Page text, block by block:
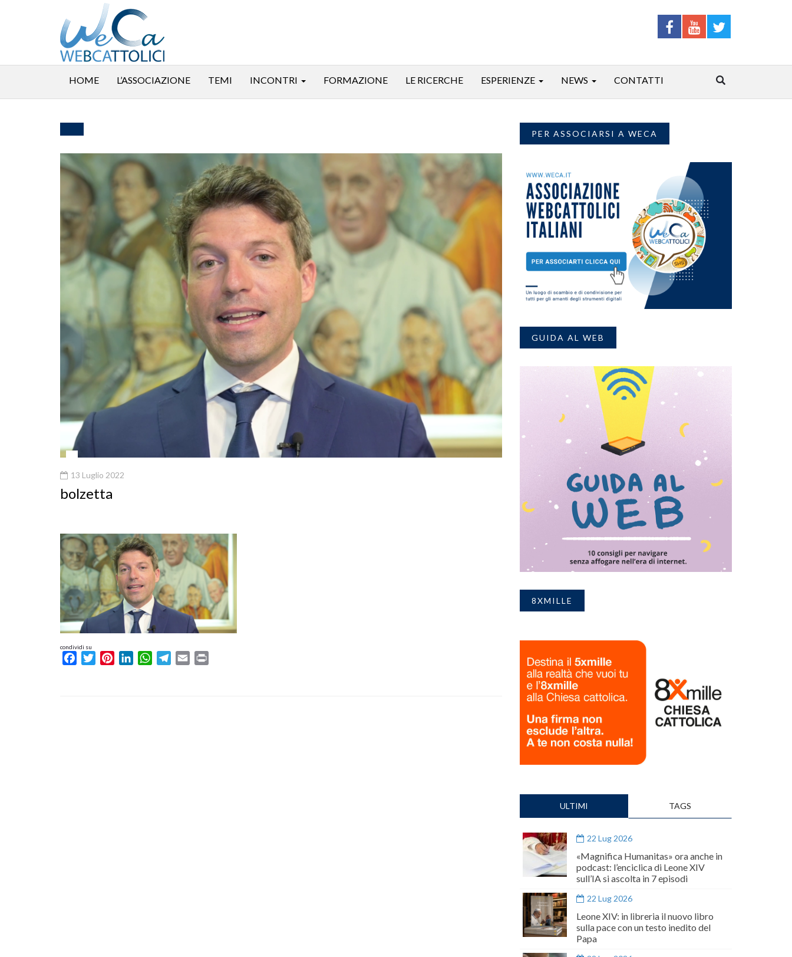
HOME L’ASSOCIAZIONE TEMI INCONTRI FORMAZIONE LE RICERCHE ESPERIENZE NEWS CONTATTI
13 Luglio 2022
bolzetta
condividi su
FacebookTwitterPinterestLinkedInWhatsAppTelegram
Email
PER ASSOCIARSI A WECA
GUIDA AL WEB
8XMILLE
ULTIMI TAGS
22 Lug 2026
«Magnifica Humanitas» ora anche in
podcast: l’enciclica di Leone XIV
sull’IA si ascolta in 7 episodi
22 Lug 2026
Leone XIV: in libreria il nuovo libro
sulla pace con un testo inedito del
Papa